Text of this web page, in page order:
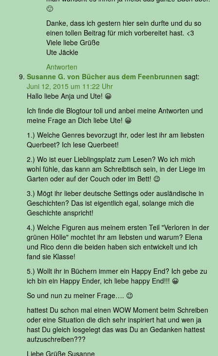
🙂
Danke, dass ich gestern hier sein durfte und du so
einen tollen Beitrag für mich vorbereitet hast. <3
Viele liebe Grüße
Ute Jäckle
Antworten
Susanne G. von Bücher aus dem Feenbrunnen sagt:
Juni 12, 2015 um 11:22 Uhr
Hallo liebe Anja und Ute! 😀
Ich finde die Blogtour toll und anbei meine Antworten und
meine Frage an Dich liebe Ute! 😀
1.) Welche Genres bevorzugt ihr, oder lest ihr am liebsten
Querbeet? Ich lese Querbeet!
2.) Wo ist euer Lieblingsplatz zum Lesen? Wo ich mich
wohl fühle, das kann am Schreibtisch sein, in der Liege im
Garten oder auf der Couch oder im Bett! 😉
3.) Mögt ihr lieber deutsche Settings oder ausländische in
Geschichten? Das ist eigentlich egal, solange mich die
Geschichte anspricht!
4.) Welche Figuren aus meinem ersten Teil "Verloren in der
grünen Hölle" mochtet ihr am liebsten und warum? Elena
und Rico denn die beiden haben sich entwickelt und ich
fand sie Klasse!
5.) Wollt ihr in Büchern immer ein Happy End? Ich gebe zu
ich bin ein Happy Ender, ich liebe happy End!!! 😀
So und nun zu meiner Frage…. 😉
hattest Du schon mal einen WOW Moment beim Schreiben
oder eine Situation die dich sehr inspiriert hat und wen ja
hast Du gleich losgelegt das was Du an Gedanken hattest
aufzuschreiben???
Liebe Grüße Susanne